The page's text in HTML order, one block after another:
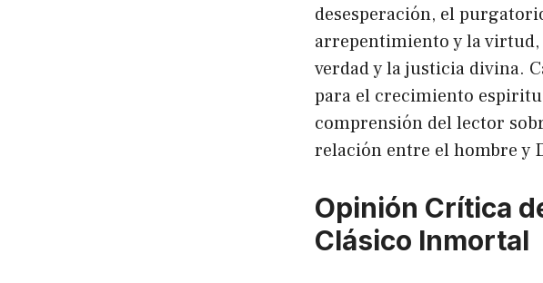
desesperación, el
arrepentimiento y la virtud,
verdad y la justicia divina.
para el crecimiento
comprensión del lector
relación entre el hombre y
Opinión Crítica
Clásico Inmortal